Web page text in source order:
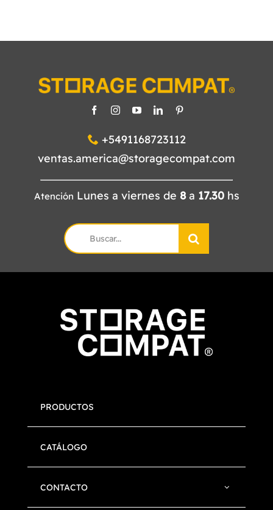
+5491168723112
ventas.america@storagecompat.com
Atención Lunes a viernes de 8a 17.30hs
Search
for:
PRODUCTOS
CATÁLOGO
CONTACTO